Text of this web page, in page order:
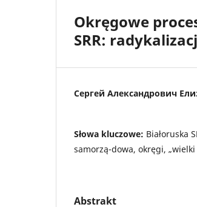
Okręgowe
SRR:
Сергей Александрович
Słowa kluczowe: Białoruska
samorzą-dowa, okręgi,
Abstrakt